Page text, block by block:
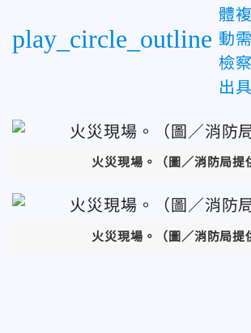
play_circle_outline
體
動
檢
出
火災現場。 （圖／消防局提
火災現場。 （圖／消防局提